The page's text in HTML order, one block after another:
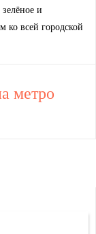
и
ко всей городской
метро